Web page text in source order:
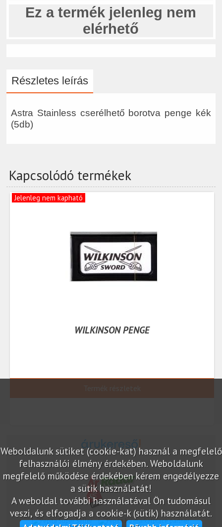
Ez a termék jelenleg nem
elérhető
Részletes leírás
Astra Stainless cserélhető borotva penge kék
(5db)
Kapcsolódó termékek
Jelenleg nem kapható
WILKINSON PENGE
Termék részletek
Weboldalunk sütiket (cookie-kat) használ a megfelelő
felhasználói élmény érdekében. Weboldalunk
megfelelő működése érdekében kérem engedélyezze
a sütik használatát!
A weboldal további használatával Ön tudomásul
veszi, és elfogadja a cookie-k (sütik) használatát.
Árukereső.hu
marketplace partner